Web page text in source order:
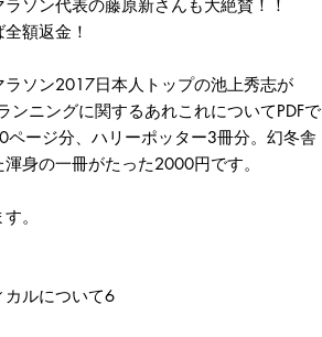
ソン代表の藤原新さんも大絶賛！！
額返金！
ソン2017日本人トップの池上秀志が
ニングに関するあれこれについてPDFで
ージ分、ハリーポッター3冊分。幻冬舎
身の一冊がたった2000円です。
。
カルについて6